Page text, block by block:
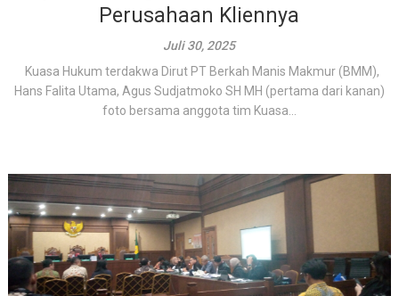
Perusahaan Kliennya
Juli 30, 2025
Kuasa Hukum terdakwa Dirut PT Berkah Manis Makmur (BMM),
Hans Falita Utama, Agus Sudjatmoko SH MH (pertama dari kanan)
foto bersama anggota tim Kuasa...